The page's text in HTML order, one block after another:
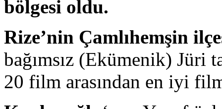
bölgesi oldu.
Rize’nin Çamlıhemşin
bağımsız (Ekümenik) Jüri
20 film arasından en iyi